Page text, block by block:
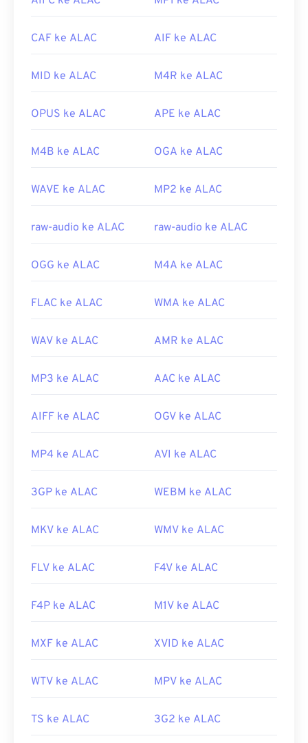
versi yang lebih baru tidak akan terbuka di pemutar
QuickTime, gunakan
VLC Media Player
perangkat seluler.
menggunakan ekstensi MOV, yaitu AutoCAD
tidak terkait, yang satu sudah usang dan yang
dapat dibuka di QuickTime.
Tautan yang berguna:
https://developer.apple.com/library/archive/
CAF ke ALAC AIF ke ALAC
MID ke ALAC M4R ke ALAC
OPUS ke ALAC APE ke ALAC
M4B ke ALAC OGA ke ALAC
WAVE ke ALAC MP2 ke ALAC
raw-audio ke ALAC raw-audio ke ALAC
OGG ke ALAC M4A ke ALAC
FLAC ke ALAC WMA ke ALAC
WAV ke ALAC AMR ke ALAC
MP3 ke ALAC AAC ke ALAC
AIFF ke ALAC OGV ke ALAC
MP4 ke ALAC AVI ke ALAC
3GP ke ALAC WEBM ke ALAC
MKV ke ALAC WMV ke ALAC
FLV ke ALAC F4V ke ALAC
F4P ke ALAC M1V ke ALAC
MXF ke ALAC XVID ke ALAC
WTV ke ALAC MPV ke ALAC
TS ke ALAC 3G2 ke ALAC